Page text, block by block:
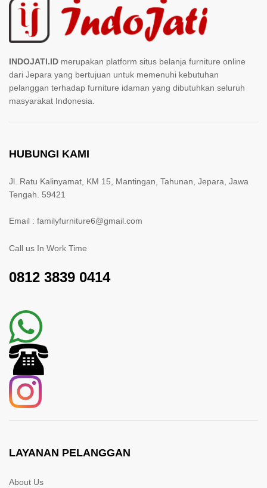
INDOJATI.ID merupakan platform situs belanja furniture online
dari Jepara yang bertujuan untuk memenuhi kebutuhan
pelanggan terhadap furniture idaman yang dibutuhkan seluruh
masyarakat Indonesia.
HUBUNGI KAMI
Jl. Ratu Kalinyamat, KM 15, Mantingan, Tahunan, Jepara, Jawa
Tengah. 59421
Email : familyfurniture6@gmail.com
Call us In Work Time
0812 3839 0414
LAYANAN PELANGGAN
About Us